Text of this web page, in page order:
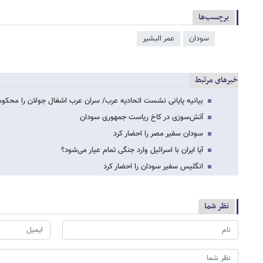
برچسب‌ها
سودان عمر البشیر
خبرهای مرتبط
بیانیه پایانی نشست اتحادیه عرب/ سران عرب اشغال جولان را
آتش‌سوزی در کاخ ریاست جمهوری سودان
سودان سفیر مصر را احضار کرد
آیا ایران با اسرائیل وارد جنگی تمام عیار می‌شود؟
انگلیس سفیر سودان را احضار کرد
نظر شما